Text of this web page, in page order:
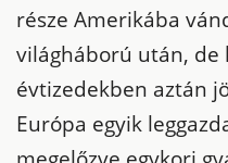
része Amerikába
világháború után, de
évtizedekben aztán
Európa egyik